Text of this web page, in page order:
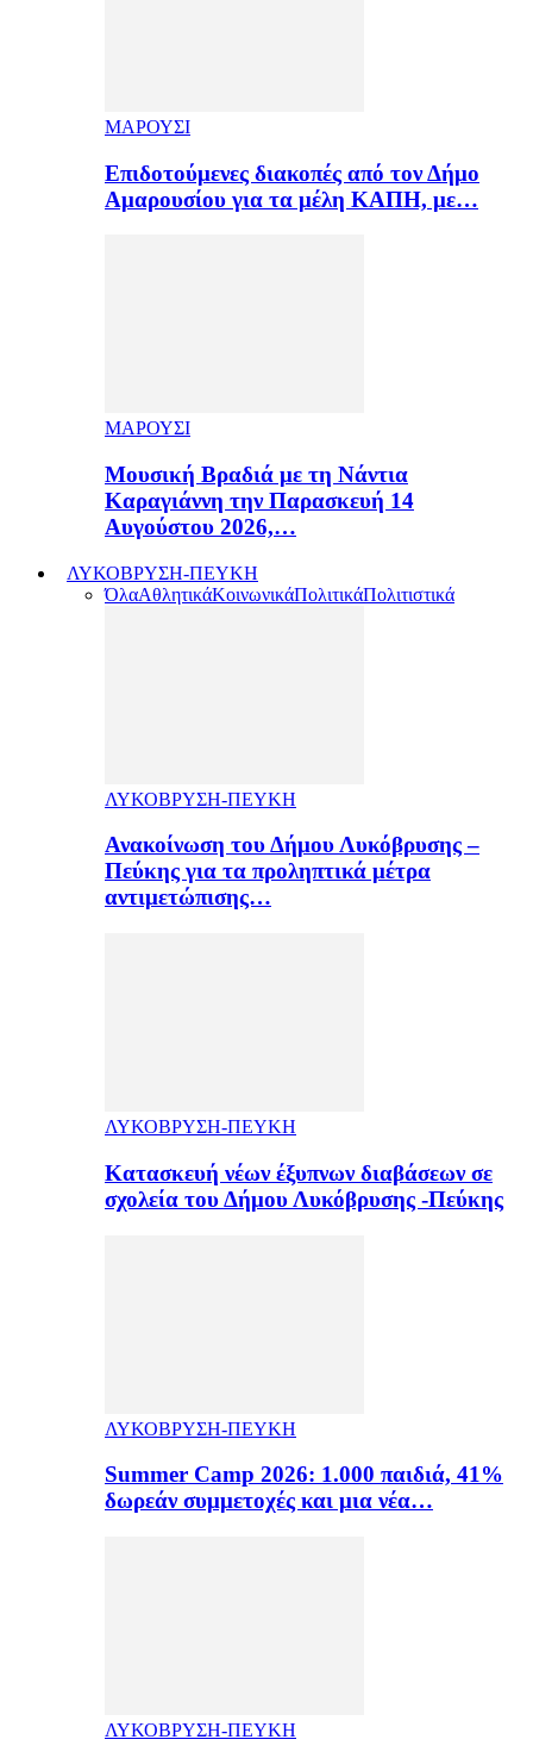
ΜΑΡΟΥΣΙ
Επιδοτούμενες διακοπές από τον Δήμο
Αμαρουσίου για τα μέλη ΚΑΠΗ, με…
ΜΑΡΟΥΣΙ
Μουσική Βραδιά με τη Νάντια
Καραγιάννη την Παρασκευή 14
Αυγούστου 2026,…
ΛΥΚΟΒΡΥΣΗ-ΠΕΥΚΗ
ΌλαΑθλητικάΚοινωνικάΠολιτικάΠολιτιστικά
ΛΥΚΟΒΡΥΣΗ-ΠΕΥΚΗ
Ανακοίνωση του Δήμου Λυκόβρυσης –
Πεύκης για τα προληπτικά μέτρα
αντιμετώπισης…
ΛΥΚΟΒΡΥΣΗ-ΠΕΥΚΗ
Κατασκευή νέων έξυπνων διαβάσεων σε
σχολεία του Δήμου Λυκόβρυσης -Πεύκης
ΛΥΚΟΒΡΥΣΗ-ΠΕΥΚΗ
Summer Camp 2026: 1.000 παιδιά, 41%
δωρεάν συμμετοχές και μια νέα…
ΛΥΚΟΒΡΥΣΗ-ΠΕΥΚΗ